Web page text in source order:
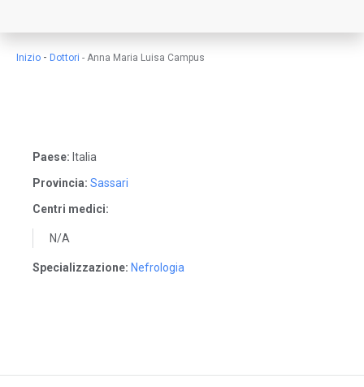
Inizio - Dottori - Anna Maria Luisa Campus
Paese: Italia
Provincia: Sassari
Centri medici:
N/A
Specializzazione: Nefrologia